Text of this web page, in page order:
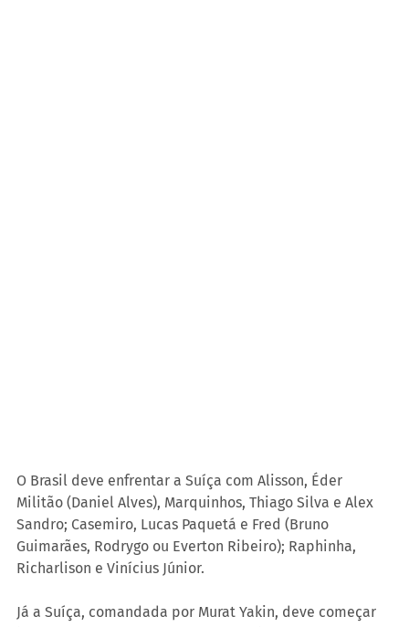
O Brasil deve enfrentar a Suíça com Alisson, Éder
Militão (Daniel Alves), Marquinhos, Thiago Silva e Alex
Sandro; Casemiro, Lucas Paquetá e Fred (Bruno
Guimarães, Rodrygo ou Everton Ribeiro); Raphinha,
Richarlison e Vinícius Júnior.
Já a Suíça, comandada por Murat Yakin, deve começar